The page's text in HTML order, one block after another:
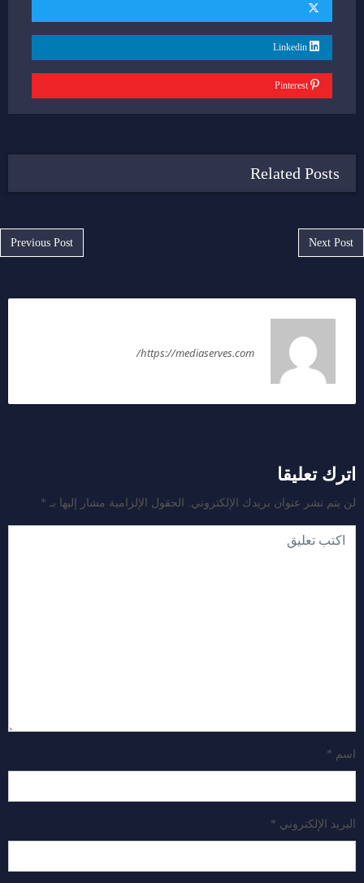
Related Posts
Post navigation
Previous Post Next Post
https://mediaserves.com/
اترك تعليقا
لن يتم نشر عنوان بريدك الإلكتروني. الحقول الإلزامية مشار إليها بـ *
اسم *
البريد الإلكتروني *